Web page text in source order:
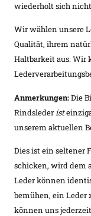
wiederholt sich
Wir wählen unsere
Qualität, ihrem
Haltbarkeit aus. Wir
Anmerkungen:Die
Rindslederist
unserem aktuellen
Dies ist ein seltener
schicken, wird dem
Leder können
bemühen, ein Leder
können uns